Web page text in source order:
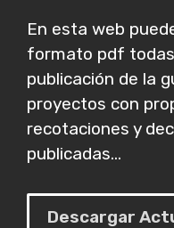
En esta web
formato pdf
publicación de la
proyectos con
recotaciones y
publicadas...
Descargar